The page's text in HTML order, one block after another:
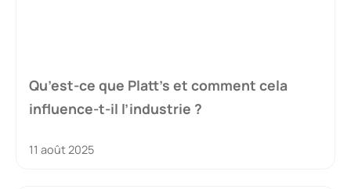
Qu’est-ce que Platt’s et comment cela
influence-t-il l’industrie ?
11 août 2025